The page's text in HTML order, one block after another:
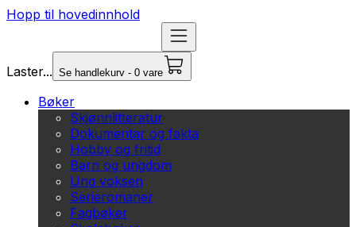
Hopp til hovedinnhold
Laster... Se handlekurv - 0 vare
Bøker
Skjønnlitteratur
Dokumentar og fakta
Hobby og fritid
Barn og ungdom
Ung voksen
Serieromaner
Fagbøker